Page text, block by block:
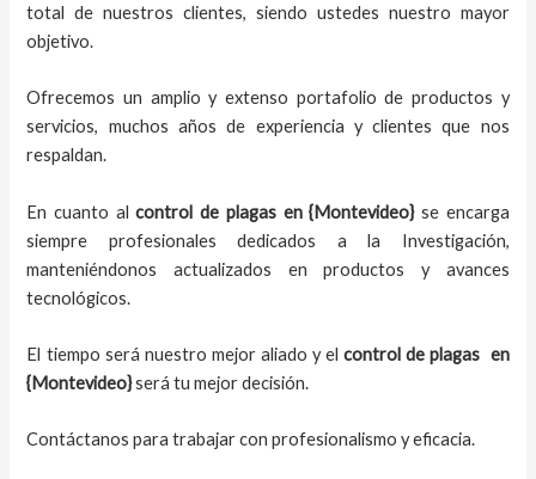
total de nuestros clientes, siendo ustedes nuestro mayor
objetivo.
Ofrecemos un amplio y extenso portafolio de productos y
servicios, muchos años de experiencia y clientes que nos
respaldan.
En cuanto alcontrol de plagas en {Montevideo} se encarga
siempre profesionales dedicados a la Investigación,
manteniéndonos actualizados en productos y avances
tecnológicos.
El tiempo será nuestro mejor aliado y elcontrol de plagas en
{Montevideo}será tu mejor decisión.
Contáctanos para trabajar con profesionalismo y eficacia.